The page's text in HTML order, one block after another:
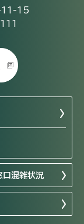
11-15
口混雑状況